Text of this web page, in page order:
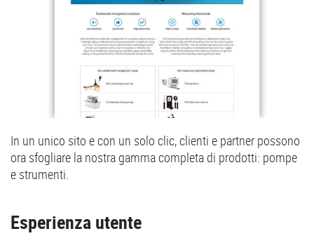
In un unico sito e con un solo clic, clienti e partner possono
ora sfogliare la nostra gamma completa di prodotti: pompe
e strumenti.
Esperienza utente